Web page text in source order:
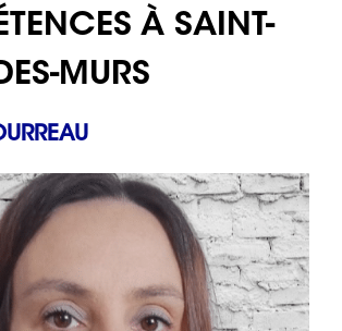
À SAINT-
MURS